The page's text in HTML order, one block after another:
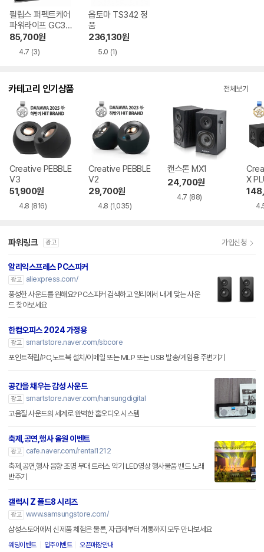
필립스 퍼펙트케어
파워라이프 GC39
20/28
85,700원
4.7 (3)
옵토마 TS342 정
품
236,130원
5.0 (1)
카테고리 인기상품 전체보기
Creative PEBBLE
V3
51,900원
4.8 (816)
Creative PEBBLE
V2
29,700원
4.8 (1,035)
캔스톤 MX1
24,700원
4.7 (88)
X
파워링크 광고 가입신청
알리익스프레스 PC스피커
광고
aliexpress.com/
풍성한 사운드를 원해요? PC스피커 검색하고 알리에서 내게 맞는 사운
드 찾아보세요
한컴오피스 2024 가정용
광고 smartstore.naver.com/sbcore
포인트적립/PC,노트북 설치/이메일 또는 MLP 또는 USB 발송/게임용 주변기기
공간을 채우는 감성 사운드
광고 smartstore.naver.com/hansungdigital
고음질 사운드의 세계로 완벽한 홈오디오 시스템
축제,공연,행사 올원 이벤트
광고
cafe.naver.com/rental1212
축제,공연,행사 음향 조명 무대 트러스 악기 LED영상 행사물품 밴드 노래
반주기
갤럭시 Z 폴드8 시리즈
광고 www.samsungstore.com/
삼성스토어에서 신제품 체험은 물론, 자급제부터 개통까지 모두 만나보세요
웨딩이벤트 입주이벤트 오픈매장안내